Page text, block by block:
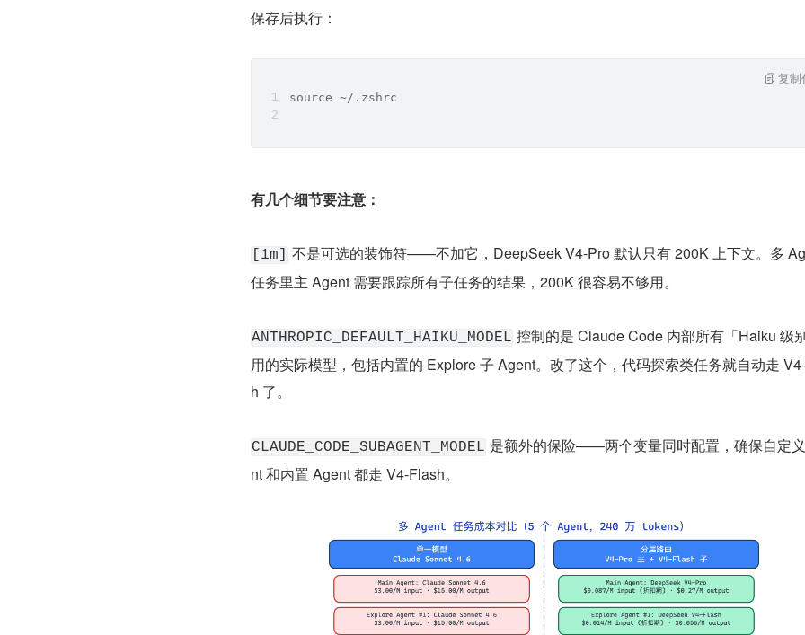
保存后执行：
source ~/.zshrc
复制
有几个细节要注意：
[1m]
不是可选的装饰符——不加它，DeepSeek V4-Pro 默认只有 200K 上下文。多
任务里主 Agent 需要跟踪所有子任务的结果，200K 很容易不够用。
ANTHROPIC_DEFAULT_HAIKU_MODEL 控制的是 Claude Code 内部所有「Haiku 级
用的实际模型，包括内置的 Explore 子 Agent。改了这个，代码探索类任务就自动走
h 了。
CLAUDE_CODE_SUBAGENT_MODEL 是额外的保险——两个变量同时配置，确保自定
nt 和内置 Agent 都走 V4-Flash。